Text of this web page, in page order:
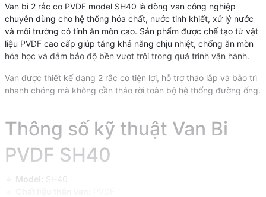
Van bi 2 rắc co PVDF model SH40 là dòng van công nghiệp
chuyên dùng cho hệ thống hóa chất, nước tinh khiết, xử lý nước
và môi trường có tính ăn mòn cao. Sản phẩm được chế tạo từ vật
liệu PVDF cao cấp giúp tăng khả năng chịu nhiệt, chống ăn mòn
hóa học và đảm bảo độ bền vượt trội trong quá trình vận hành.
Van được thiết kế dạng 2 rắc co tiện lợi, hỗ trợ tháo lắp và bảo trì
nhanh chóng mà không cần tháo rời toàn bộ hệ thống đường ống.
Thông số kỹ thuật Van Bi
PVDF SH40
Model: SH40